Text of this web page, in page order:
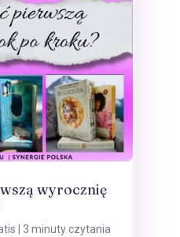
wyrocznię
| 3 minuty czytania